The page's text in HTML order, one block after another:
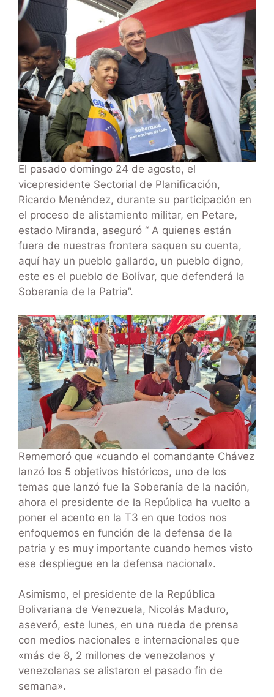
El pasado domingo 24 de agosto, el
vicepresidente Sectorial de Planificación,
Ricardo Menéndez, durante su participación en
el proceso de alistamiento militar, en Petare,
estado Miranda, aseguró “ A quienes están
fuera de nuestras frontera saquen su cuenta,
aquí hay un pueblo gallardo, un pueblo digno,
este es el pueblo de Bolívar, que defenderá la
Soberanía de la Patria”.
Rememoró que «cuando el comandante Chávez
lanzó los 5 objetivos históricos, uno de los
temas que lanzó fue la Soberanía de la nación,
ahora el presidente de la República ha vuelto a
poner el acento en la T3 en que todos nos
enfoquemos en función de la defensa de la
patria y es muy importante cuando hemos visto
ese despliegue en la defensa nacional».
Asimismo, el presidente de la República
Bolivariana de Venezuela, Nicolás Maduro,
aseveró, este lunes, en una rueda de prensa
con medios nacionales e internacionales que
«más de 8, 2 millones de venezolanos y
venezolanas se alistaron el pasado fin de
semana».